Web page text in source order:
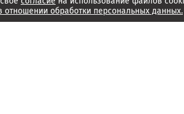
отношении обработки персональных данных.